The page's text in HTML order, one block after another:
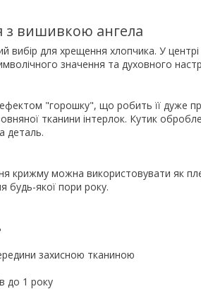
з вишивкою ангела
для хрещення хлопчика. У центрі
значення та духовного
"горошку", що робить її дуже
тканини інтерлок. Кутик
деталь.
крижму можна використовувати як
будь-якої пори року.
захисною тканиною
до 1 року